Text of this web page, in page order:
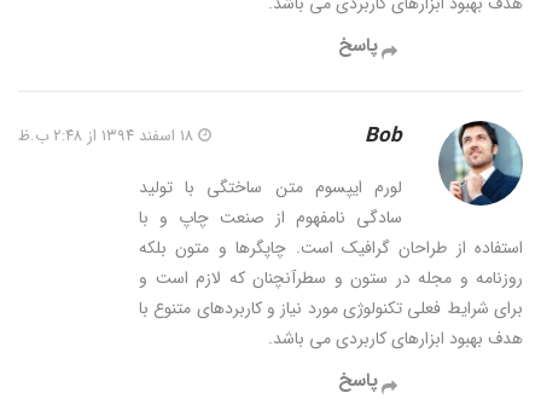
پاسخ
Bob
لورم ایپسوم متن ساختگی با تولید
سادگی نامفهوم از صنعت چاپ و با
استفاده از طراحان گرافیک است. چاپگرها و متون بلکه
روزنامه و مجله در ستون و سطرآنچنان که لازم است و
برای شرایط فعلی تکنولوژی مورد نیاز و کاربردهای متنوع با
هدف بهبود ابزارهای کاربردی می باشد.
پاسخ